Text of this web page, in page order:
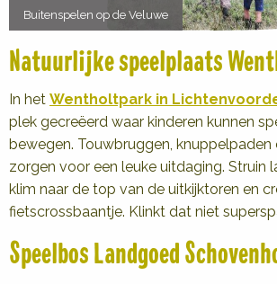
Buitenspelen op de Veluwe
Natuurlijke speelplaats
In het Wentholtpark in
plek gecreëerd waar kinderen kunnen
bewegen. Touwbruggen, knuppelpaden
zorgen voor een leuke uitdaging. Struin
klim naar de top van de uitkijktoren en
fietscrossbaantje. Klinkt dat niet
Speelbos Landgoed